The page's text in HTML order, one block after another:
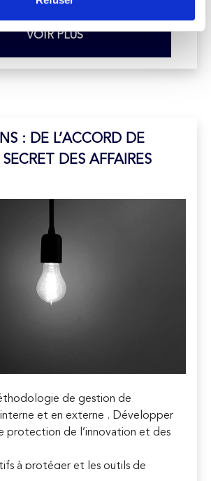
VOIR PLUS
: DE L’ACCORD DE
DES AFFAIRES
de gestion de
interne et en externe . Développer
protection de l’innovation et des
à protéger et les outils de